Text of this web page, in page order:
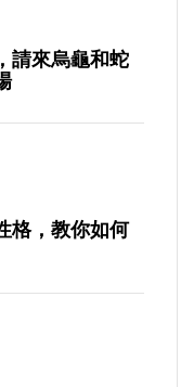
請來烏龜和蛇
格，教你如何